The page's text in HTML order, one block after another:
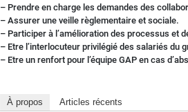
– Prendre en charge les demandes des
– Assurer une veille règlementaire et sociale.
– Participer à l’amélioration des processus et
– Etre l’interlocuteur privilégié des salariés du
– Etre un renfort pour l’équipe GAP en cas
À propos Articles récents